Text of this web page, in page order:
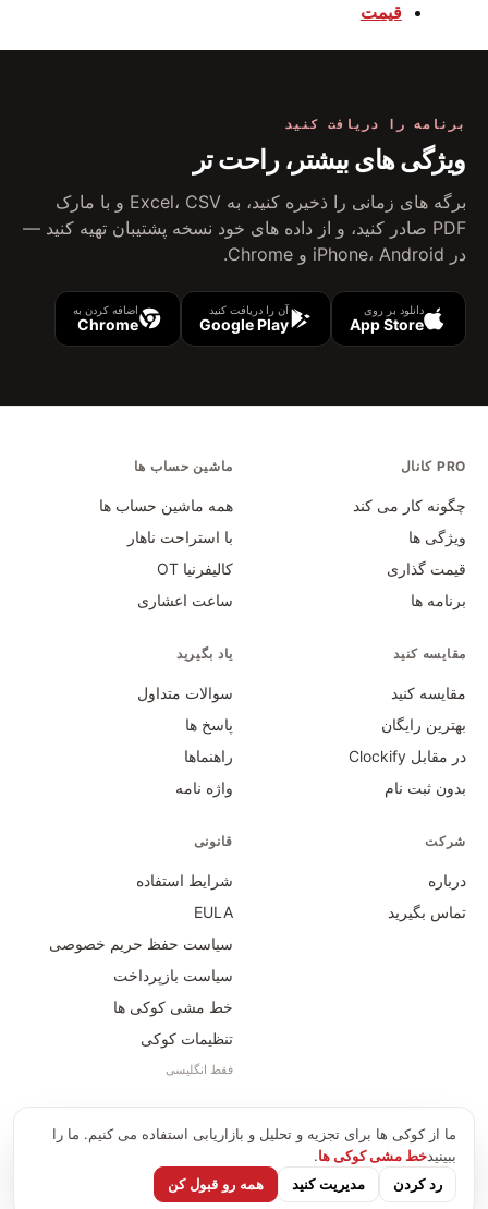
قیمت
برنامه را دریافت کنید
ویژگی های بیشتر، راحت تر
برگه های زمانی را ذخیره کنید، به Excel، CSV و با مارک
PDF صادر کنید، و از داده های خود نسخه پشتیبان تهیه کنید —
در iPhone، Android و Chrome.
دانلود بر روی
App Store
آن را دریافت کنید
Google Play
اضافه کردن به
Chrome
PRO کانال
چگونه کار می کند
ویژگی ها
قیمت گذاری
برنامه ها
ماشین حساب ها
همه ماشین حساب ها
با استراحت ناهار
کالیفرنیا OT
ساعت اعشاری
مقایسه کنید
مقایسه کنید
بهترین رایگان
در مقابل Clockify
بدون ثبت نام
یاد بگیرید
سوالات متداول
پاسخ ها
راهنماها
واژه نامه
شرکت
درباره
تماس بگیرید
قانونی
شرایط استفاده
EULA
سیاست حفظ حریم خصوصی
سیاست بازپرداخت
خط مشی کوکی ها
تنظیمات کوکی
فقط انگلیسی
2026
Time Card Calculator · PayForSay s. r. o.
info@timecardcalculator.app
ما از کوکی ها برای تجزیه و تحلیل و بازاریابی استفاده می کنیم. ما را
ببینیدخط مشی کوکی ها.
رد کردن مدیریت کنید همه رو قبول کن